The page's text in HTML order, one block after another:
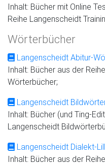
Inhalt: Bücher mit Online
Reihe Langenscheidt
Wörterbücher
Langenscheidt Abitur-
Inhalt: Bücher aus der
Wörterbücher;
Langenscheidt
Inhalt: Bücher (und Ting-
Langenscheidt
Langenscheidt Dialekt-
Inhalt: Bücher aus der